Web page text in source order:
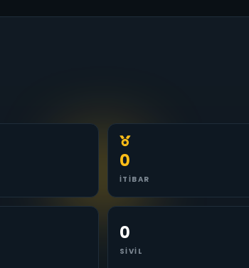
0
İTIBAR
0
SIVIL